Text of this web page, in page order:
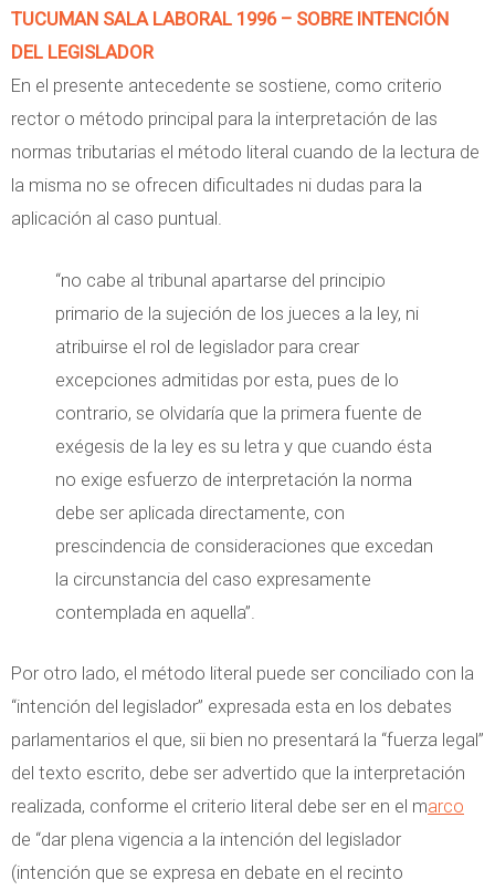
TUCUMAN SALA LABORAL 1996 – SOBRE INTENCIÓN
DEL LEGISLADOR
En el presente antecedente se sostiene, como criterio
rector o método principal para la interpretación de las
normas tributarias el método literal cuando de la lectura de
la misma no se ofrecen dificultades ni dudas para la
aplicación al caso puntual.
“no cabe al tribunal apartarse del principio
primario de la sujeción de los jueces a la ley, ni
atribuirse el rol de legislador para crear
excepciones admitidas por esta, pues de lo
contrario, se olvidaría que la primera fuente de
exégesis de la ley es su letra y que cuando ésta
no exige esfuerzo de interpretación la norma
debe ser aplicada directamente, con
prescindencia de consideraciones que excedan
la circunstancia del caso expresamente
contemplada en aquella”.
Por otro lado, el método literal puede ser conciliado con la
“intención del legislador” expresada esta en los debates
parlamentarios el que, sii bien no presentará la “fuerza legal”
del texto escrito, debe ser advertido que la interpretación
realizada, conforme el criterio literal debe ser en el marco
de “dar plena vigencia a la intención del legislador
(intención que se expresa en debate en el recinto